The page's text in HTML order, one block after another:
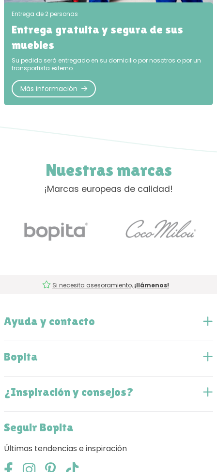
Entrega de 2 personas
Entrega gratuita y segura de sus
muebles
Su pedido será entregado en su domicilio por nosotros o por un
transportista externo.
Más información
Nuestras marcas
¡Marcas europeas de calidad!
Si necesita asesoramiento, ¡llámenos!
Ayuda y contacto
Bopita
¿Inspiración y consejos?
Seguir Bopita
Últimas tendencias e inspiración